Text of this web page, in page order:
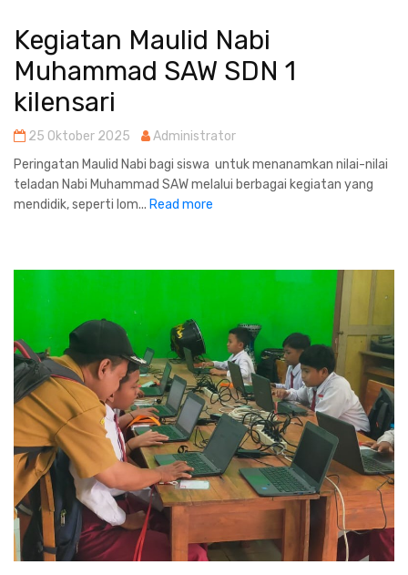
Kegiatan Maulid Nabi
Muhammad SAW SDN 1
kilensari
25 Oktober 2025
Administrator
Peringatan Maulid Nabi bagi siswa untuk menanamkan nilai-nilai
teladan Nabi Muhammad SAW melalui berbagai kegiatan yang
mendidik, seperti lom... Read more